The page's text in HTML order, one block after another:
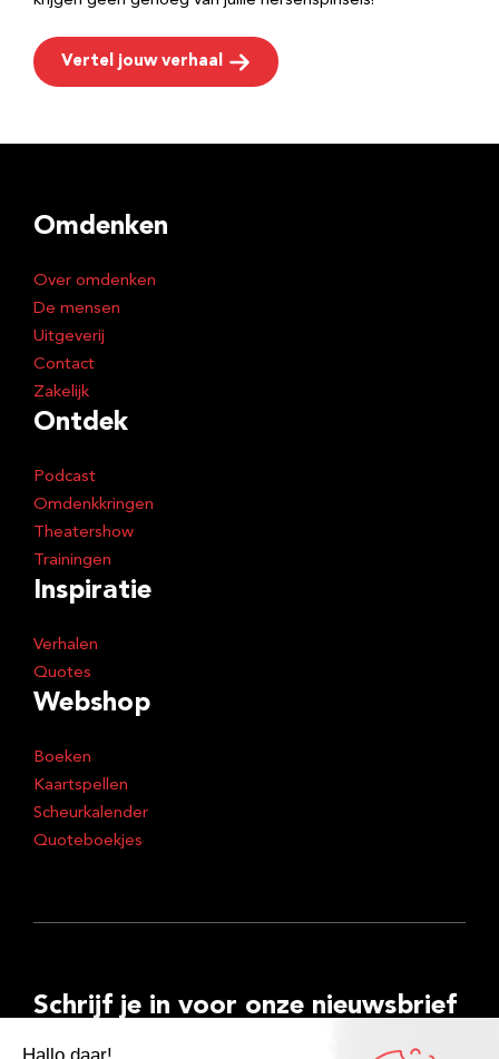
Vertel jouw verhaal
Omdenken
Over omdenken
De mensen
Uitgeverij
Contact
Zakelijk
Ontdek
Podcast
Omdenkkringen
Theatershow
Trainingen
Inspiratie
Verhalen
Quotes
Webshop
Boeken
Kaartspellen
Scheurkalender
Quoteboekjes
Schrijf je in voor onze nieuwsbrief